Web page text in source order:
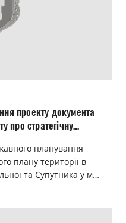
влади
про стратегічну
планування
плану території в
та Супутника у м…